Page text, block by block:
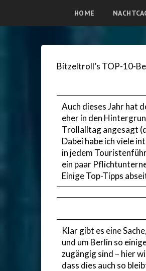
HOME
Bitzeltroll’s TOP-10-
Auch dieses Jahr hat
eher in den
Trollalltag angesagt
Dabei habe ich viele
in jedem
ein paar
Einige Top-Tipps
Klar gibt es eine
und um Berlin so
zugängig sind – hier
dass dies auch so